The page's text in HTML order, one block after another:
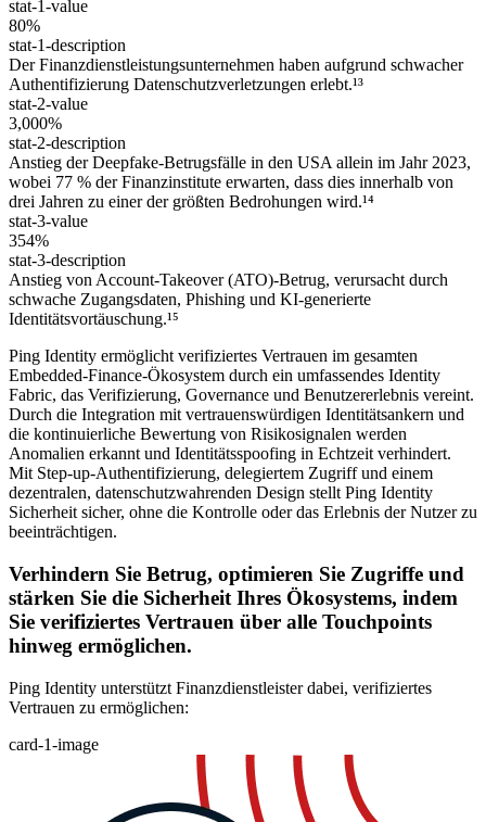
stat-1-value
80%
stat-1-description
Der Finanzdienstleistungsunternehmen haben aufgrund schwacher
Authentifizierung Datenschutzverletzungen erlebt.¹³
stat-2-value
3,000%
stat-2-description
Anstieg der Deepfake-Betrugsfälle in den USA allein im Jahr 2023,
wobei 77 % der Finanzinstitute erwarten, dass dies innerhalb von
drei Jahren zu einer der größten Bedrohungen wird.¹⁴
stat-3-value
354%
stat-3-description
Anstieg von Account-Takeover (ATO)-Betrug, verursacht durch
schwache Zugangsdaten, Phishing und KI-generierte
Identitätsvortäuschung.¹⁵
Ping Identity ermöglicht verifiziertes Vertrauen im gesamten
Embedded-Finance-Ökosystem durch ein umfassendes Identity
Fabric, das Verifizierung, Governance und Benutzererlebnis vereint.
Durch die Integration mit vertrauenswürdigen Identitätsankern und
die kontinuierliche Bewertung von Risikosignalen werden
Anomalien erkannt und Identitätsspoofing in Echtzeit verhindert.
Mit Step-up-Authentifizierung, delegiertem Zugriff und einem
dezentralen, datenschutzwahrenden Design stellt Ping Identity
Sicherheit sicher, ohne die Kontrolle oder das Erlebnis der Nutzer zu
beeinträchtigen.
Verhindern Sie Betrug, optimieren Sie Zugriffe und
stärken Sie die Sicherheit Ihres Ökosystems, indem
Sie verifiziertes Vertrauen über alle Touchpoints
hinweg ermöglichen.
Ping Identity unterstützt Finanzdienstleister dabei, verifiziertes
Vertrauen zu ermöglichen:
card-1-image